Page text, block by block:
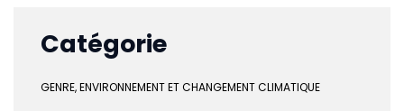
Catégorie
GENRE, ENVIRONNEMENT ET CHANGEMENT CLIMATIQUE